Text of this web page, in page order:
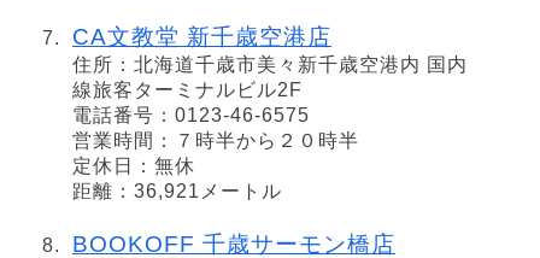
CA文教堂 新千歳空港店
住所：北海道千歳市美々新千歳空港内 国内
線旅客ターミナルビル2F
電話番号：0123-46-6575
営業時間：７時半から２０時半
定休日：無休
距離：36,921メートル
BOOKOFF 千歳サーモン橋店